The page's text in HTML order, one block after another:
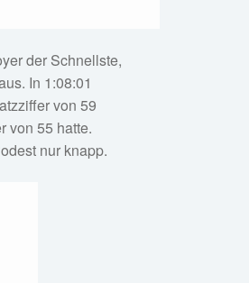
der Schnellste,
In 1:08:01
von 59
von 55 hatte.
nur knapp.